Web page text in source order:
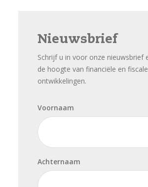
Nieuwsbrief
Schrijf u in voor onze nieuwsbrief
de hoogte van financiële en fiscale
ontwikkelingen.
Voornaam
Achternaam